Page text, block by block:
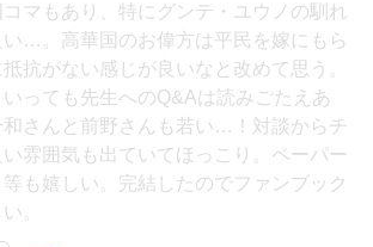
マもあり、特にグンテ・ユウノの馴れ
い…。高華国のお偉方は平民を嫁にもら
抗がない感じが良いなと改めて思う。
っても先生へのQ&Aは読みごたえあ
さんと前野さんも若い…！対談からチ
い雰囲気も出ていてほっこり。ペーパー
等も嬉しい。完結したのでファンブック
。